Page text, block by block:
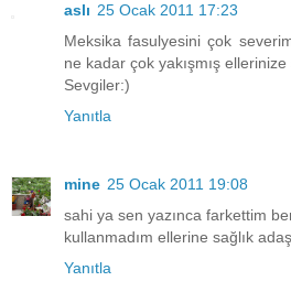
aslı 25 Ocak 2011 17:23
Meksika fasulyesini çok
ne kadar çok yakışmış ellerinize
Sevgiler:)
Yanıtla
mine 25 Ocak 2011 19:08
sahi ya sen yazınca farkettim
kullanmadım ellerine sağlık
Yanıtla